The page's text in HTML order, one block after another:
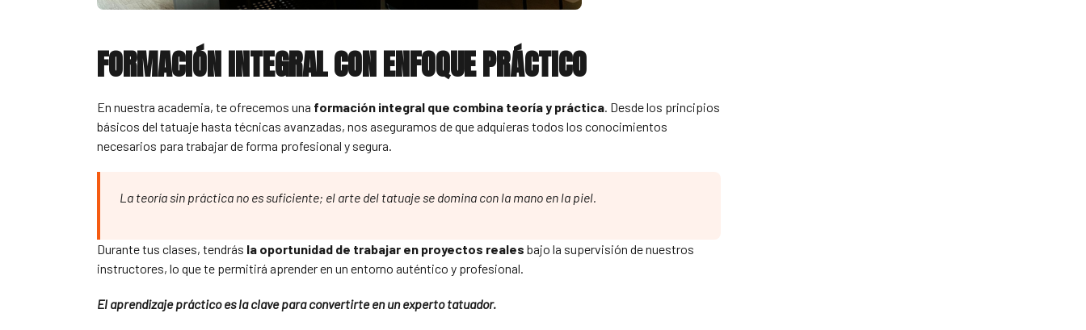
FORMACIÓN INTEGRAL CON ENFOQUE PRÁCTICO
En nuestra academia, te ofrecemos una formación integral que combina teoría y práctica. Desde los principios
básicos del tatuaje hasta técnicas avanzadas, nos aseguramos de que adquieras todos los conocimientos
necesarios para trabajar de forma profesional y segura.
La teoría sin práctica no es suficiente; el arte del tatuaje se domina con la mano en la piel.
Durante tus clases, tendrás la oportunidad de trabajar en proyectos reales bajo la supervisión de nuestros
instructores, lo que te permitirá aprender en un entorno auténtico y profesional.
El aprendizaje práctico es la clave para convertirte en un experto tatuador.